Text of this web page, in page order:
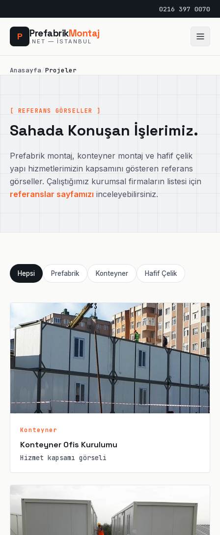
0216 397 0070
P PrefabrikMontaj
.NET — İSTANBUL
Anasayfa/Projeler
[ REFERANS GÖRSELLER ]
Sahada Konuşan İşlerimiz.
Prefabrik montaj, konteyner montaj ve hafif çelik
yapı hizmetlerimizin kapsamını gösteren referans
görseller. Çalıştığımız kurumsal firmaların listesi için
referanslar sayfamızı inceleyebilirsiniz.
Hepsi Prefabrik Konteyner Hafif Çelik
Konteyner
Konteyner Ofis Kurulumu
Hizmet kapsamı görseli